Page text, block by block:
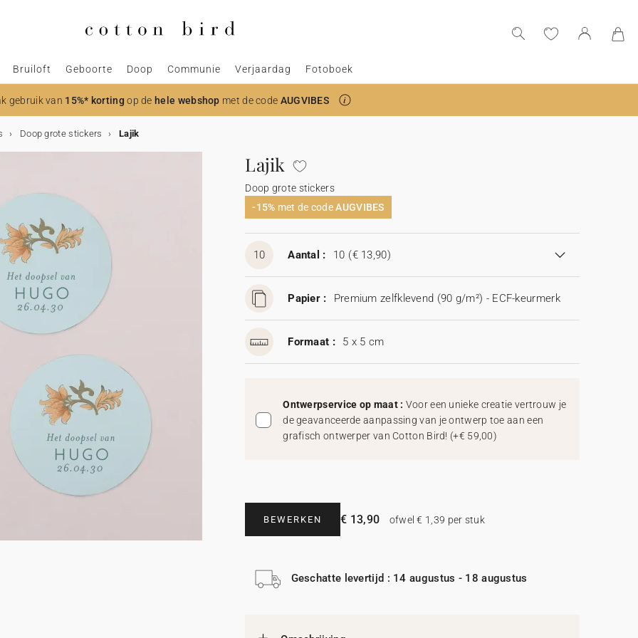
Bruiloft Geboorte Doop Communie Verjaardag Fotoboek
gebruik van 15%* kortingop dehele webshop met de code AUGVIBES
Doop grote stickers Lajik
Lajik
Doop grote stickers
-15% met de codeAUGVIBES
10 Aantal : 10 (€ 13,90)
Papier : Premium zelfklevend (90 g/m²) - ECF-keurmerk
Formaat : 5 x 5 cm
Ontwerpservice op maat : Voor een unieke creatie vertrouw je
de geavanceerde aanpassing van je ontwerp toe aan een
grafisch ontwerper van Cotton Bird! (+€ 59,00)
BEWERKEN € 13,90 ofwel € 1,39 per stuk
Geschatte levertijd : 14 augustus - 18 augustus